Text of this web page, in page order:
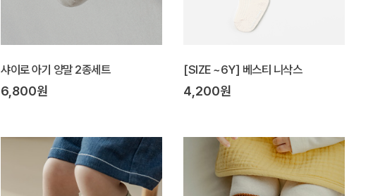
샤이로 아기 양말 2종세트
6,800원
[SIZE ~6Y] 베스티 니삭스
4,200원